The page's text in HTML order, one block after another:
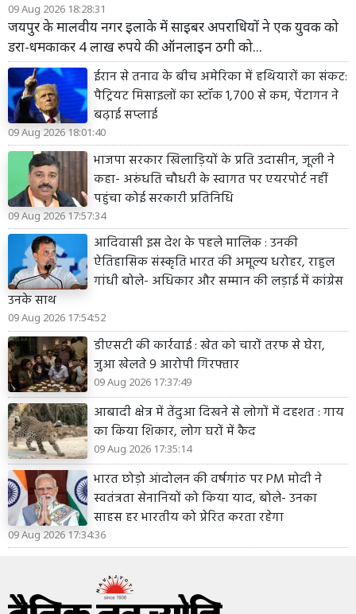
09 Aug 2026 18:28:31
जयपुर के मालवीय नगर इलाके में साइबर अपराधियों ने एक युवक को
डरा-धमकाकर 4 लाख रुपये की ऑनलाइन ठगी को...
ईरान से तनाव के बीच अमेरिका में हथियारों का संकट:
पैट्रियट मिसाइलों का स्टॉक 1,700 से कम, पेंटागन ने
बढ़ाई सप्लाई
09 Aug 2026 18:01:40
भाजपा सरकार खिलाड़ियों के प्रति उदासीन, जूली ने
कहा- अरुंधति चौधरी के स्वागत पर एयरपोर्ट नहीं
पहुंचा कोई सरकारी प्रतिनिधि
09 Aug 2026 17:57:34
आदिवासी इस देश के पहले मालिक : उनकी
ऐतिहासिक संस्कृति भारत की अमूल्य धरोहर, राहुल
गांधी बोले- अधिकार और सम्मान की लड़ाई में कांग्रेस
उनके साथ
09 Aug 2026 17:54:52
डीएसटी की कार्रवाई : खेत को चारों तरफ से घेरा,
जुआ खेलते 9 आरोपी गिरफ्तार
09 Aug 2026 17:37:49
आबादी क्षेत्र में तेंदुआ दिखने से लोगों में दहशत : गाय
का किया शिकार, लोग घरों में कैद
09 Aug 2026 17:35:14
भारत छोड़ो आंदोलन की वर्षगांठ पर PM मोदी ने
स्वतंत्रता सेनानियों को किया याद, बोले- उनका
साहस हर भारतीय को प्रेरित करता रहेगा
09 Aug 2026 17:34:36